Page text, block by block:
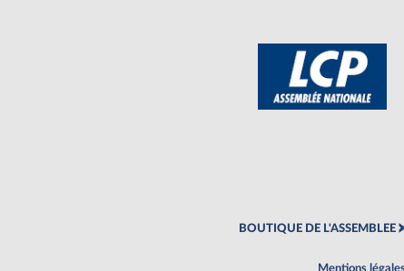
BOUTIQUE DE L'ASSEMBLEE
Mentions